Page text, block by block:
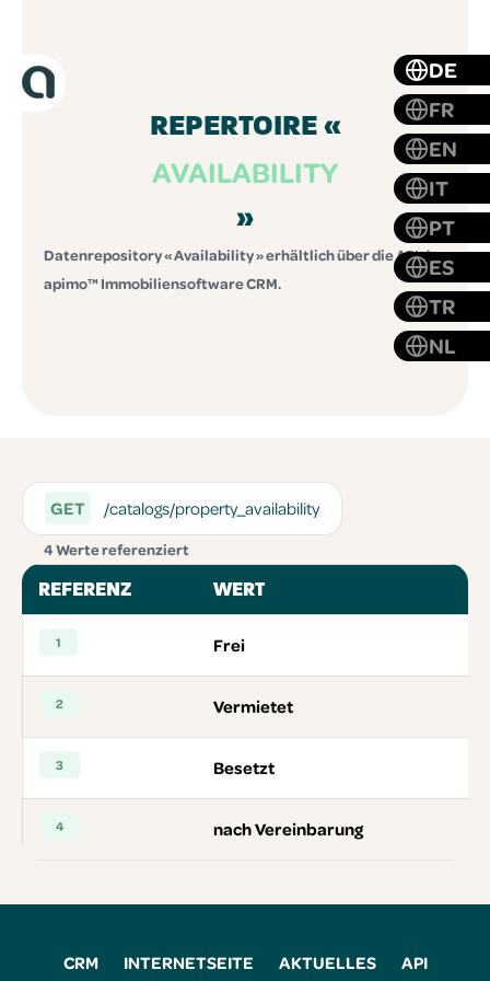
REPERTOIRE «
AVAILABILITY
»
Datenrepository « Availability » erhältlich über die API der
apimo™ Immobiliensoftware CRM.
DE
FR
EN
IT
PT
ES
TR
NL
GET /catalogs/property_availability
4 Werte referenziert
REFERENZ WERT
1 Frei
2 Vermietet
3 Besetzt
4 nach Vereinbarung
CRM INTERNETSEITE AKTUELLES API